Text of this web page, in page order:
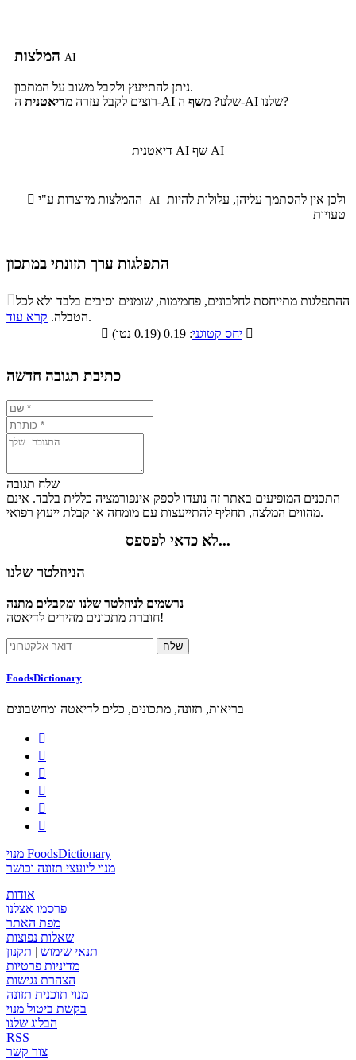
AI
ניתן להתייעץ ולקבל משוב על המתכון.
רוצים לקבל עזרה מדיאטנית ה-AI שלנו? משף ה-AI שלנו?
דיאטנית AI שף AI
 AI
טעויות
התפלגות ערך תזונתי במתכון
התפלגות ערך תזונתי במתכון
סיבים
תזונתיים
שומנים חלבונים
8.9% 74.8%
ההתפלגות מתייחסת לחלבונים, פחמימות, שומנים וסיבים בלבד ולא לכל
הטבלה. קרא עוד
.

יחס קטוגני 
כתיבת תגובה חדשה
שלח תגובה
התכנים המופיעים באתר זה נועדו לספק אינפורמציה כללית בלבד. אינם
מהווים המלצה, תחליף להתייעצות עם מומחה או קבלת ייעוץ רפואי.
לא כדאי לפספס...
הניוזלטר שלנו
נרשמים לניוזלטר שלנו ומקבלים מתנה
חוברת מתכונים מהירים לדיאטה!
FoodsDictionary
בריאות, תזונה, מתכונים, כלים לדיאטה ומחשבונים






מנוי FoodsDictionary
מנוי ליועצי תזונה וכושר
אודות
פרסמו אצלנו
מפת האתר
שאלות נפוצות
תנאי שימוש | תקנון
מדיניות פרטיות
הצהרת נגישות
מנוי תוכנית תזונה
בקשת ביטול מנוי
הבלוג שלנו
RSS
צור קשר